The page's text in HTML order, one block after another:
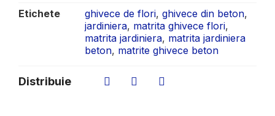
Etichete
ghivece de flori, ghivece din beton,
jardiniera, matrita ghivece flori,
matrita jardiniera, matrita jardiniera
beton, matrite ghivece beton
Distribuie